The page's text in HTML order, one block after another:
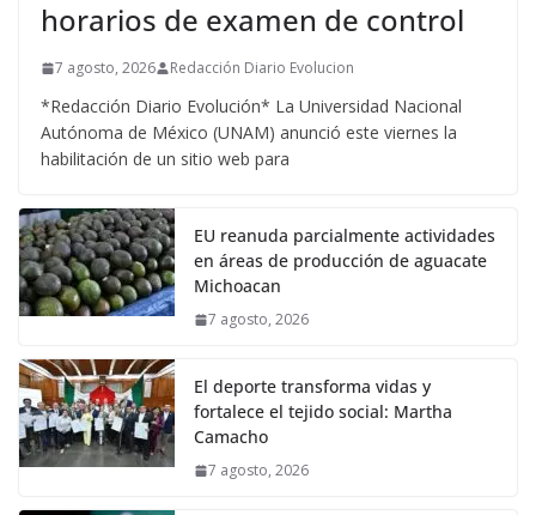
horarios de examen de control
7 agosto, 2026 Redacción Diario Evolucion
*Redacción Diario Evolución* La Universidad Nacional
Autónoma de México (UNAM) anunció este viernes la
habilitación de un sitio web para
EU reanuda parcialmente actividades
en áreas de producción de aguacate
Michoacan
7 agosto, 2026
El deporte transforma vidas y
fortalece el tejido social: Martha
Camacho
7 agosto, 2026